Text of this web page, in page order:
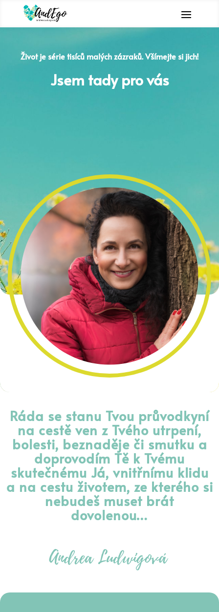
Život je série tisíců malých zázraků. Všímejte si jich!
Jsem tady pro vás
Ráda se stanu Tvou průvodkyní
na cestě ven z Tvého utrpení,
bolesti, beznaděje či smutku a
doprovodím Tě k Tvému
skutečnému Já, vnitřnímu klidu
a na cestu životem, ze kterého si
nebudeš muset brát
dovolenou…